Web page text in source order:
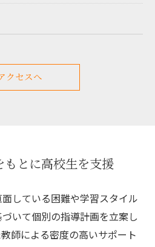
クセスへ
とに高校生を支援
している困難や学習スタイル
いて個別の指導計画を立案し
師による密度の高いサポート